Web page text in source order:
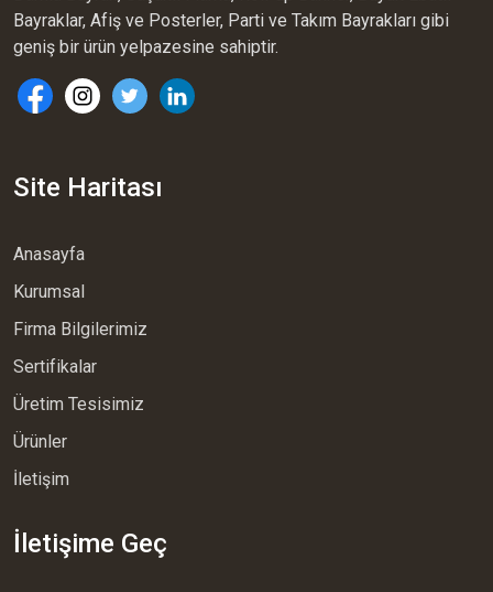
Bayraklar, Afiş ve Posterler, Parti ve Takım Bayrakları gibi
geniş bir ürün yelpazesine sahiptir.
Site Haritası
Anasayfa
Kurumsal
Firma Bilgilerimiz
Sertifikalar
Üretim Tesisimiz
Ürünler
İletişim
İletişime Geç